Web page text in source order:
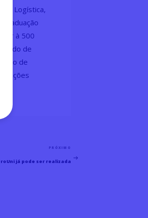
Logística,
graduação
à 500
de
de
PRÓXIMO
já pode ser realizada